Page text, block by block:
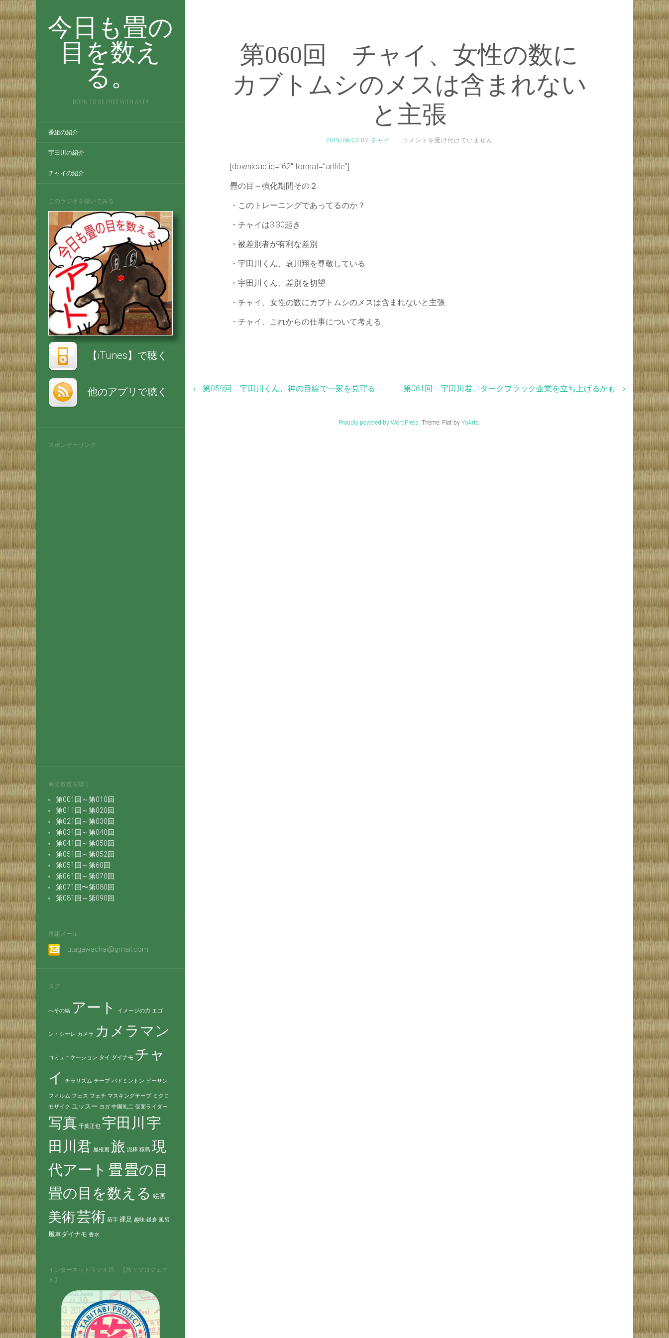
今日も畳の
目を数え
る。
BORN TO BE FREE WITH ART!!
番組の紹介
宇田川の紹介
チャイの紹介
このラジオを聴いてみる
【iTunes】で聴く
他のアプリで聴く
スポンサーリンク
過去放送を聴く
第001回～第010回
第011回～第020回
第021回～第030回
第031回～第040回
第041回～第050回
第051回～第052回
第051回～第60回
第061回～第070回
第071回〜第080回
第081回～第090回
番組メール
utagawachai@gmail.com
タグ
へその緒 アート イメージの力 エゴ
ン・シーレ カメラ カメラマン
コミュニケーション タイ ダイナモ チャ
イ
チラリズム テープ バドミントン ビーサン
フィルム フェス フェチ マスキングテープ ミクロ
モザイク ユッスー ヨガ 中園礼二 仮面ライダー
写真 千葉正也 宇田川 宇
田川君 屋根裏 旅 泥棒 猿島 現
代アート 畳畳の目
畳の目を数える 絵画
美術芸術 苗字 裸足 趣味 鎌倉 風呂
風車ダイナモ 香水
インターネットラジオ局 【旅々プロジェク
ト】
第060回 チャイ、女性の数に
カブトムシのメスは含まれない
と主張
2019/06/20 BY チャイ ·
第
メ
主
コメントを受け付けていません
[download id=”62″ format=”artlife”]
畳の目～強化期間その２
・このトレーニングであってるのか？
・チャイは3:30起き
・被差別者が有利な差別
・宇田川くん、哀川翔を尊敬している
・宇田川くん、差別を切望
・チャイ、女性の数にカブトムシのメスは含まれないと主張
・チャイ、これからの仕事について考える
← 第059回 宇田川くん、神の目線で一家を見守る 第061回 宇田川君、ダークブラック企業を立ち上げるかも →
Proudly powered by WordPress. Theme: Flat by YoArts.